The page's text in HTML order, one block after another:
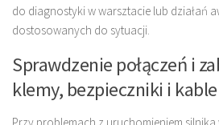
do diagnostyki w warsztacie lub działań
dostosowanych do sytuacji.
Sprawdzenie połączeń i
klemy, bezpieczniki i kable
Przy problemach z uruchomieniem